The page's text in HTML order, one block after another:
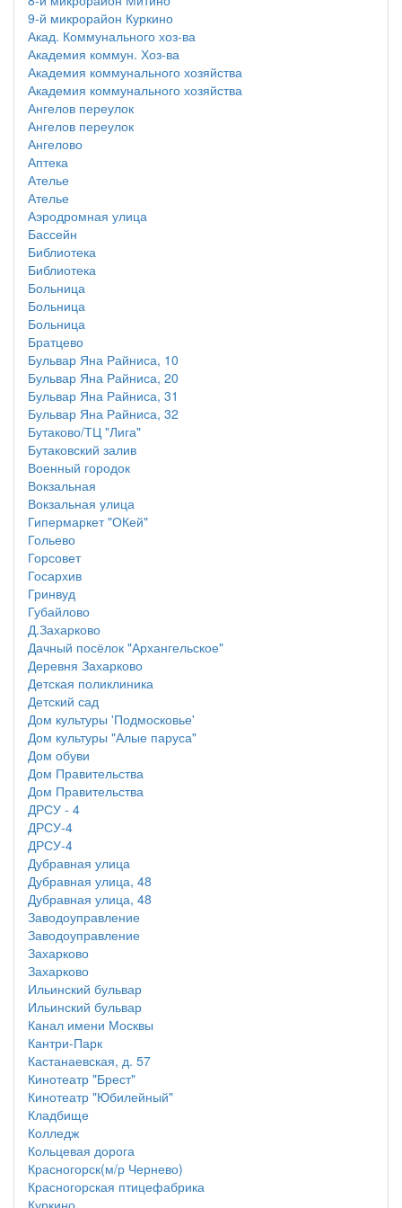
9-й микрорайон Куркино
Акад. Коммунального хоз-ва
Академия коммун. Хоз-ва
Академия коммунального хозяйства
Академия коммунального хозяйства
Ангелов переулок
Ангелов переулок
Ангелово
Аптека
Ателье
Ателье
Аэродромная улица
Бассейн
Библиотека
Библиотека
Больница
Больница
Больница
Братцево
Бульвар Яна Райниса, 10
Бульвар Яна Райниса, 20
Бульвар Яна Райниса, 31
Бульвар Яна Райниса, 32
Бутаково/ТЦ "Лига"
Бутаковский залив
Военный городок
Вокзальная
Вокзальная улица
Гипермаркет "ОКей"
Гольево
Горсовет
Госархив
Гринвуд
Губайлово
Д.Захарково
Дачный посёлок "Архангельское"
Деревня Захарково
Детская поликлиника
Детский сад
Дом культуры 'Подмосковье'
Дом культуры "Алые паруса"
Дом обуви
Дом Правительства
Дом Правительства
ДРСУ - 4
ДРСУ-4
ДРСУ-4
Дубравная улица
Дубравная улица, 48
Дубравная улица, 48
Заводоуправление
Заводоуправление
Захарково
Захарково
Ильинский бульвар
Ильинский бульвар
Канал имени Москвы
Кантри-Парк
Кастанаевская, д. 57
Кинотеатр "Брест"
Кинотеатр "Юбилейный"
Кладбище
Колледж
Кольцевая дорога
Красногорск(м/р Чернево)
Красногорская птицефабрика
Куркино